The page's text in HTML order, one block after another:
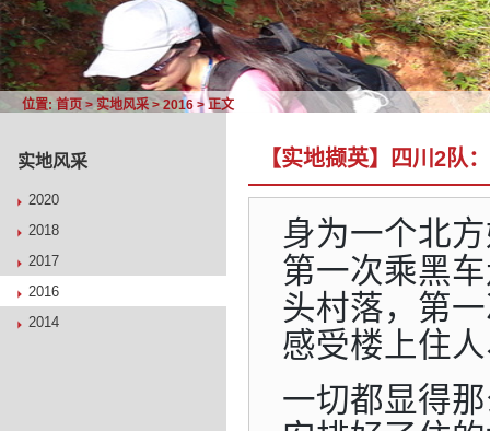
位置: 首页>实地风采 >2016 > 正文
实地风采
2020
2018
2017
2016
2014
【实地撷英】四川2队
身为一个北
第一次乘黑
头村落，第
感受楼上住
一切都显得